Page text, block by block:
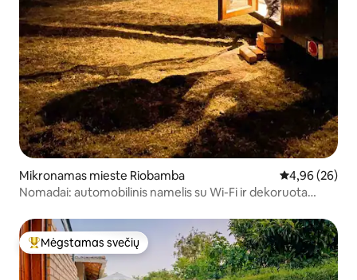
Mikronamas mieste Riobamba Vidutinis
4,96 (26)
Nomadai: automobilinis namelis su Wi-Fi ir dekoruota
Svečių mėgstamiausias
Mėgstamas svečių